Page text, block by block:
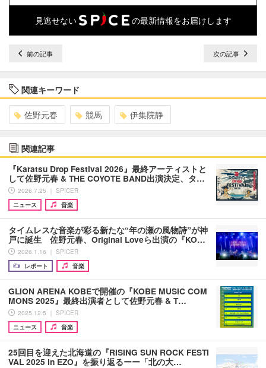
見逃せない の最新情報をお届けします
前の記事 次の記事
関連キーワード
佐野元春 競馬 伊集院静
関連記事
『Karatsu Drop Festival 2026』最終アーティストと
して佐野元春 & THE COYOTE BAND出演決定、タ…
2026.7.25 ｜ SPICER
ニュース
音楽
タイムレスな音楽が彩る新たな“年の瀬の風物詩”が神
戸に誕生 佐野元春、Original Loveら出演の『KO…
2026.1.16 ｜ SPICER
レポート
音楽
GLION ARENA KOBEで開催の『KOBE MUSIC COM
MONS 2025』最終出演者として佐野元春 & T…
2025.12.5 ｜ SPICER
ニュース
音楽
25回目を迎えた北海道の『RISING SUN ROCK FESTI
VAL 2025 in EZO』を振り返るーー「北の大…